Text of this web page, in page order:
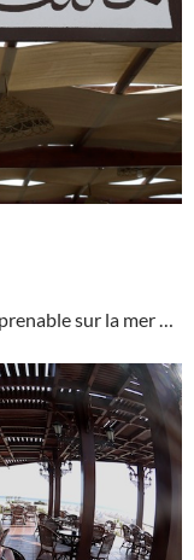
sur la mer …